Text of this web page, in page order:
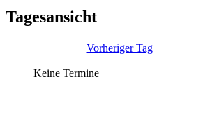
Tagesansicht
Vorheriger Tag
Keine Termine